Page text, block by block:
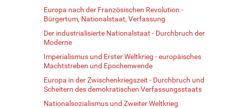
Europa nach der Französischen Revolution -
Bürgertum, Nationalstaat, Verfassung
Der industrialisierte Nationalstaat - Durchbruch der
Moderne
Imperialismus und Erster Weltkrieg - europäisches
Machtstreben und Epochenwende
Europa in der Zwischenkriegszeit - Durchbruch und
Scheitern des demokratischen Verfassungsstaats
Nationalsozialismus und Zweiter Weltkrieg